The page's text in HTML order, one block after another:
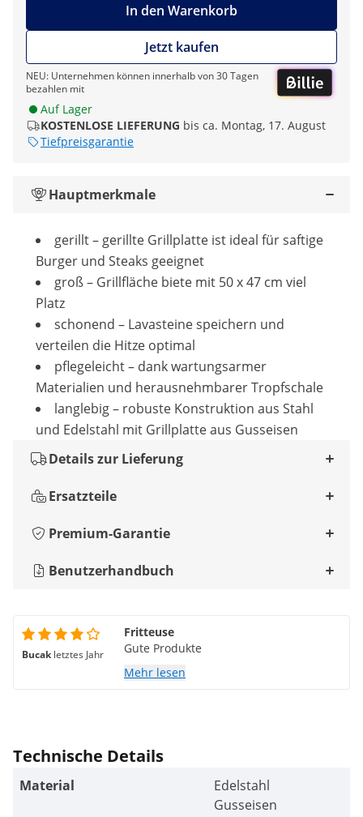
In den Warenkorb
Jetzt kaufen
NEU: Unternehmen können innerhalb von 30 Tagen
bezahlen mit
Auf Lager
KOSTENLOSE LIEFERUNG bis ca. Montag, 17. August
Tiefpreisgarantie
Hauptmerkmale
gerillt – gerillte Grillplatte ist ideal für saftige
Burger und Steaks geeignet
groß – Grillfläche biete mit 50 x 47 cm viel
Platz
schonend – Lavasteine speichern und
verteilen die Hitze optimal
pflegeleicht – dank wartungsarmer
Materialien und herausnehmbarer Tropfschale
langlebig – robuste Konstruktion aus Stahl
und Edelstahl mit Grillplatte aus Gusseisen
Details zur Lieferung
Ersatzteile
Premium-Garantie
Benutzerhandbuch
Bucak letztes Jahr
Fritteuse
Gute Produkte
Mehr lesen
Technische Details
Material
Edelstahl
Gusseisen